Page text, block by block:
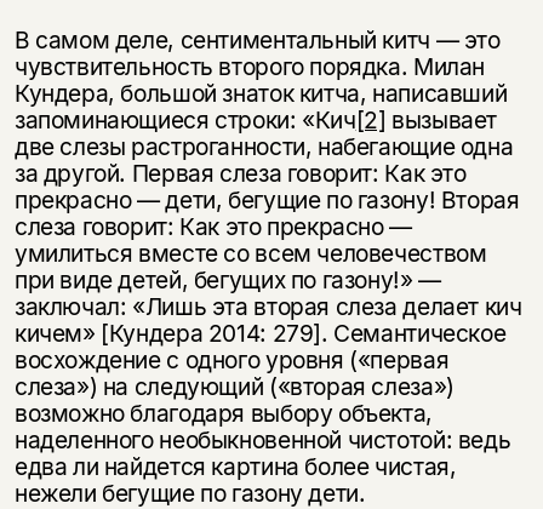
В самом деле, сентиментальный китч — это
чувствительность второго порядка. Милан
Кундера, большой знаток китча, написавший
запоминающиеся строки: «Кич[2] вызывает
две слезы растроганности, набегающие одна
за другой. Первая слеза говорит: Как это
прекрасно — дети, бегущие по газону! Вторая
слеза говорит: Как это прекрасно —
умилиться вместе со всем человечеством
при виде детей, бегущих по газону!» —
заключал: «Лишь эта вторая слеза делает кич
кичем» [Кундера 2014: 279]. Семантическое
восхождение с одного уровня («первая
слеза») на следующий («вторая слеза»)
возможно благодаря выбору объекта,
наделенного необыкновенной чистотой: ведь
едва ли найдется картина более чистая,
нежели бегущие по газону дети.